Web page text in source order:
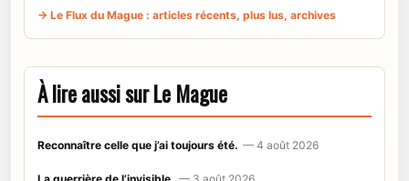
→ Le Flux du Mague : articles récents, plus lus, archives
À lire aussi sur Le Mague
Reconnaître celle que j’ai toujours été. — 4 août 2026